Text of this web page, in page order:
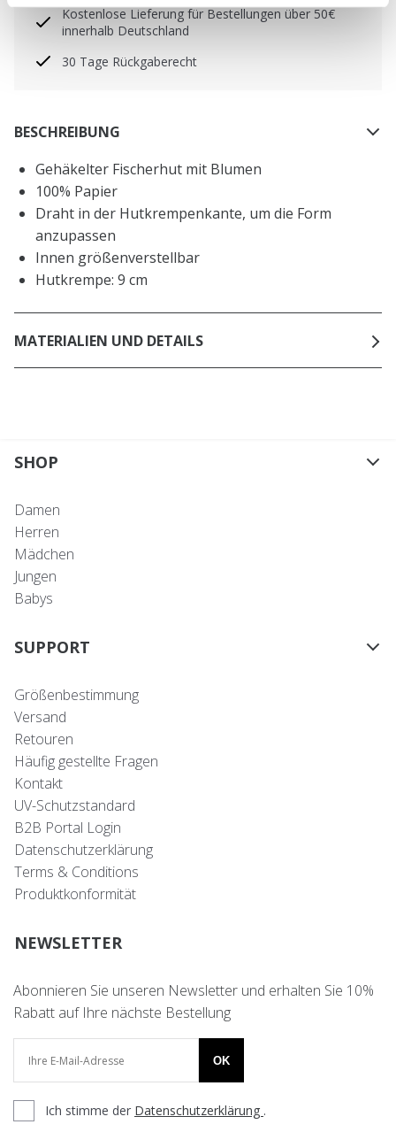
Kostenlose Lieferung für Bestellungen über 50€
innerhalb Deutschland
30 Tage Rückgaberecht
BESCHREIBUNG
Gehäkelter Fischerhut mit Blumen
100% Papier
Draht in der Hutkrempenkante, um die Form
anzupassen
Innen größenverstellbar
Hutkrempe: 9 cm
MATERIALIEN UND DETAILS
SHOP
Damen
Herren
Mädchen
Jungen
Babys
SUPPORT
Größenbestimmung
Versand
Retouren
Häufig gestellte Fragen
Kontakt
UV-Schutzstandard
B2B Portal Login
Datenschutzerklärung
Terms & Conditions
Produktkonformität
NEWSLETTER
Abonnieren Sie unseren Newsletter und erhalten Sie 10%
Rabatt auf Ihre nächste Bestellung
OK
Ich stimme der Datenschutzerklärung .